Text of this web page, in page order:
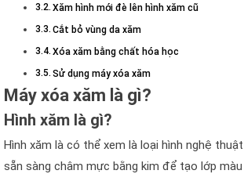
Xăm hình mới đè lên hình xăm cũ
Cắt bỏ vùng da xăm
Xóa xăm bằng chất hóa học
Sử dụng máy xóa xăm
Máy xóa xăm là gì?
Hình xăm là gì?
Hình xăm là có thể xem là loại hình nghệ
sẵn sàng châm mực bằng kim để tạo lớp